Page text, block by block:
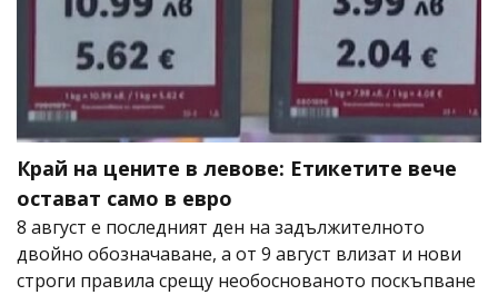
Край на цените в левове: Етикетите вече
остават само в евро
8 август е последният ден на задължителното
двойно обозначаване, а от 9 август влизат и нови
строги правила срещу необоснованото поскъпване